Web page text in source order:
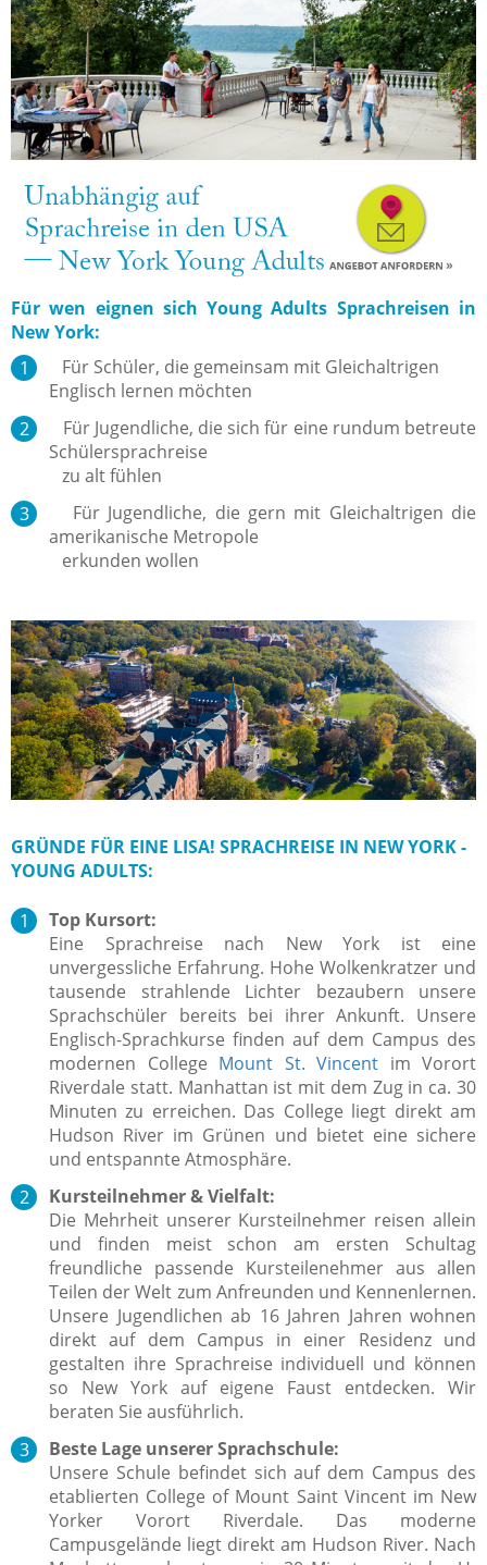
Für wen eignen sich Young Adults Sprachreisen in
New York:
Für Schüler, die gemeinsam mit Gleichaltrigen
Englisch lernen möchten
Für Jugendliche, die sich für eine rundum betreute
Schülersprachreise
zu alt fühlen
Für Jugendliche, die gern mit Gleichaltrigen die
amerikanische Metropole
erkunden wollen
GRÜNDE FÜR EINE LISA! SPRACHREISE IN NEW YORK -
YOUNG ADULTS:
Top Kursort:
Eine Sprachreise nach New York ist eine
unvergessliche Erfahrung. Hohe Wolkenkratzer und
tausende strahlende Lichter bezaubern unsere
Sprachschüler bereits bei ihrer Ankunft. Unsere
Englisch-Sprachkurse finden auf dem Campus des
modernen College Mount St. Vincent im Vorort
Riverdale statt. Manhattan ist mit dem Zug in ca. 30
Minuten zu erreichen. Das College liegt direkt am
Hudson River im Grünen und bietet eine sichere
und entspannte Atmosphäre.
Kursteilnehmer & Vielfalt:
Die Mehrheit unserer Kursteilnehmer reisen allein
und finden meist schon am ersten Schultag
freundliche passende Kursteilenehmer aus allen
Teilen der Welt zum Anfreunden und Kennenlernen.
Unsere Jugendlichen ab 16 Jahren Jahren wohnen
direkt auf dem Campus in einer Residenz und
gestalten ihre Sprachreise individuell und können
so New York auf eigene Faust entdecken. Wir
beraten Sie ausführlich.
Beste Lage unserer Sprachschule:
Unsere Schule befindet sich auf dem Campus des
etablierten College of Mount Saint Vincent im New
Yorker Vorort Riverdale. Das moderne
Campusgelände liegt direkt am Hudson River. Nach